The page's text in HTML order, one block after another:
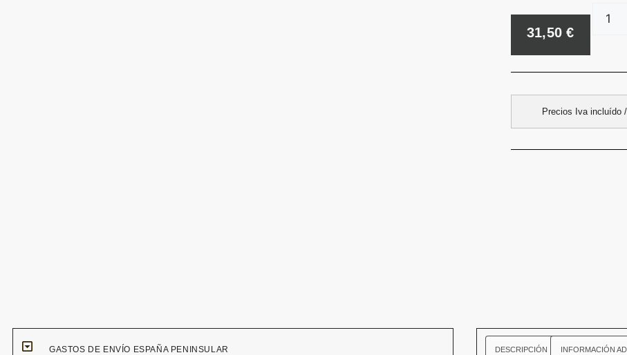
31,50€
Precios Iva incluído
GASTOS DE ENVÍO ESPAÑA PENINSULAR DESCRIPCIÓN INFORMACIÓN